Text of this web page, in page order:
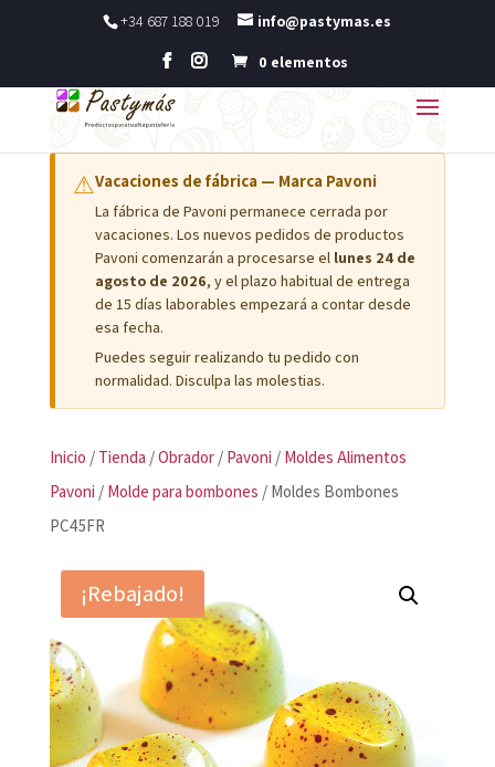
+34 687 188 019 info@pastymas.es
0 elementos
⚠Vacaciones de fábrica — Marca Pavoni
La fábrica de Pavoni permanece cerrada por
vacaciones. Los nuevos pedidos de productos
Pavoni comenzarán a procesarse el lunes 24 de
agosto de 2026, y el plazo habitual de entrega
de 15 días laborables empezará a contar desde
esa fecha.
Puedes seguir realizando tu pedido con
normalidad. Disculpa las molestias.
Inicio / Tienda /Obrador/ Pavoni / Moldes Alimentos
Pavoni / Molde para bombones / Moldes Bombones
PC45FR
¡Rebajado!